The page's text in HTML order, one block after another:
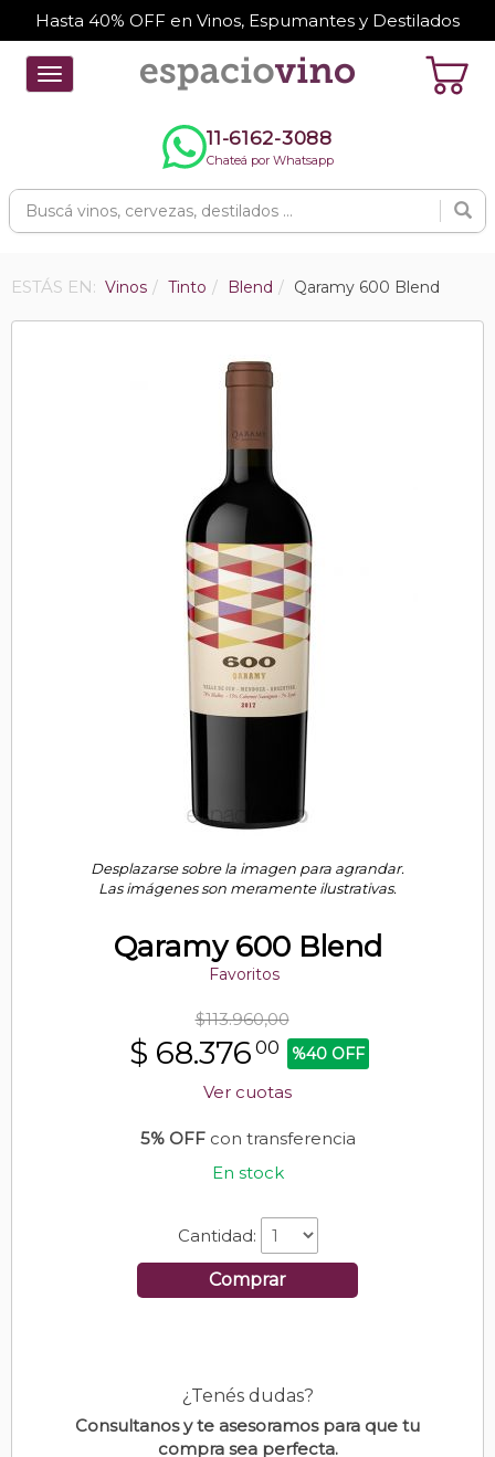
Hasta 40% OFF en Vinos, Espumantes y Destilados
Toggle
navigation
11-6162-3088
Chateá por Whatsapp
ESTÁS EN: Vinos Tinto Blend Qaramy 600 Blend
Desplazarse sobre la imagen para agrandar.
Las imágenes son meramente ilustrativas.
Qaramy 600 Blend
Favoritos
$113.960,00
$ 68.376 00 %40 OFF
Ver cuotas
5% OFFcon transferencia
En stock
Cantidad:
Comprar
¿Tenés dudas?
Consultanos y te asesoramos para que tu
compra sea perfecta.